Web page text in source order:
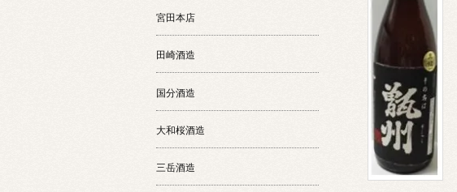
宮田本店
田崎酒造
国分酒造
大和桜酒造
三岳酒造